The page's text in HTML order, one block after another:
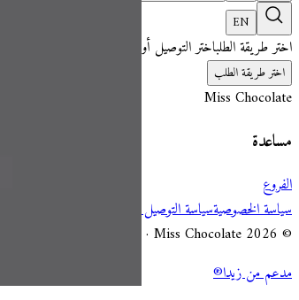
EN
اختر طريقة الطلباختر التوصيل أو الاستلام حتى نتمكن من
اختر طريقة الطلب
Miss Chocolate
مساعدة
الفروع
سياسة الخصوصيةسياسة التوصيل والإلغاء
© 2026 Miss Chocolate · جميع الحقوق محفوظة.
مدعم من زيدا®